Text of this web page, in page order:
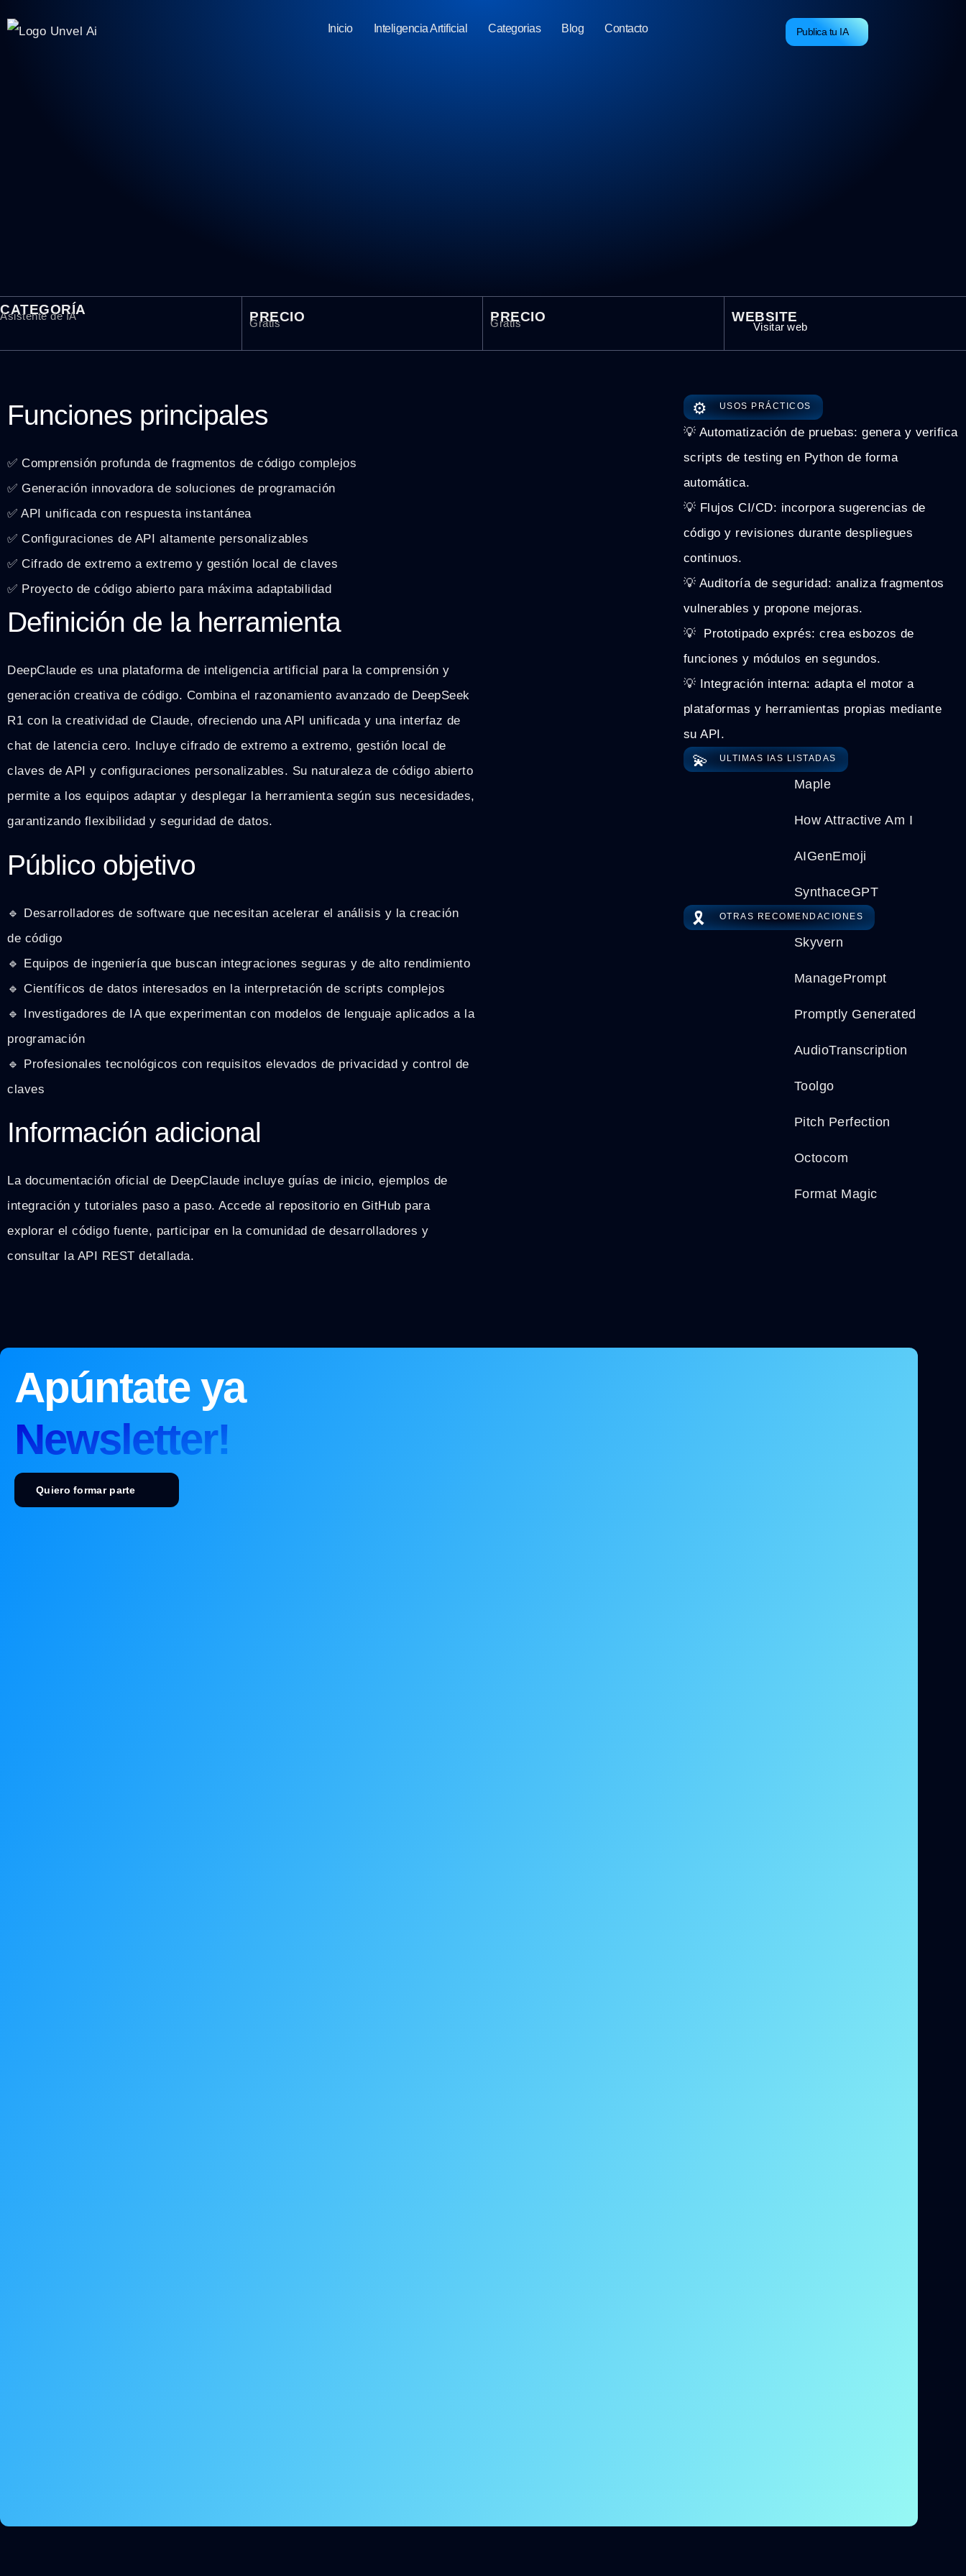
Inicio Inteligencia Artificial Categorias Blog Contacto Publica tu IA
CATEGORÍA
Asistente de IA PRECIO
Gratis PRECIO
Gratis WEBSITE
Visitar web
Funciones principales
✅ Comprensión profunda de fragmentos de código complejos
✅ Generación innovadora de soluciones de programación
✅ API unificada con respuesta instantánea
✅ Configuraciones de API altamente personalizables
✅ Cifrado de extremo a extremo y gestión local de claves
✅ Proyecto de código abierto para máxima adaptabilidad
Definición de la herramienta
DeepClaude es una plataforma de inteligencia artificial para la comprensión y
generación creativa de código. Combina el razonamiento avanzado de DeepSeek
R1 con la creatividad de Claude, ofreciendo una API unificada y una interfaz de
chat de latencia cero. Incluye cifrado de extremo a extremo, gestión local de
claves de API y configuraciones personalizables. Su naturaleza de código abierto
permite a los equipos adaptar y desplegar la herramienta según sus necesidades,
garantizando flexibilidad y seguridad de datos.
Público objetivo
🔹 Desarrolladores de software que necesitan acelerar el análisis y la creación
de código
🔹 Equipos de ingeniería que buscan integraciones seguras y de alto rendimiento
🔹 Científicos de datos interesados en la interpretación de scripts complejos
🔹 Investigadores de IA que experimentan con modelos de lenguaje aplicados a la
programación
🔹 Profesionales tecnológicos con requisitos elevados de privacidad y control de
claves
Información adicional
La documentación oficial de DeepClaude incluye guías de inicio, ejemplos de
integración y tutoriales paso a paso. Accede al repositorio en GitHub para
explorar el código fuente, participar en la comunidad de desarrolladores y
consultar la API REST detallada.
⚙️ USOS PRÁCTICOS
💡 Automatización de pruebas: genera y verifica
scripts de testing en Python de forma
automática.
💡 Flujos CI/CD: incorpora sugerencias de
código y revisiones durante despliegues
continuos.
💡 Auditoría de seguridad: analiza fragmentos
vulnerables y propone mejoras.
💡 ️ Prototipado exprés: crea esbozos de
funciones y módulos en segundos.
💡 Integración interna: adapta el motor a
plataformas y herramientas propias mediante
su API.
💫 ULTIMAS IAS LISTADAS
Maple
How Attractive Am I
AIGenEmoji
SynthaceGPT
🎗️ OTRAS RECOMENDACIONES
Skyvern
ManagePrompt
Promptly Generated
AudioTranscription
Toolgo
Pitch Perfection
Octocom
Format Magic
Apúntate ya
Newsletter!
Quiero formar parte